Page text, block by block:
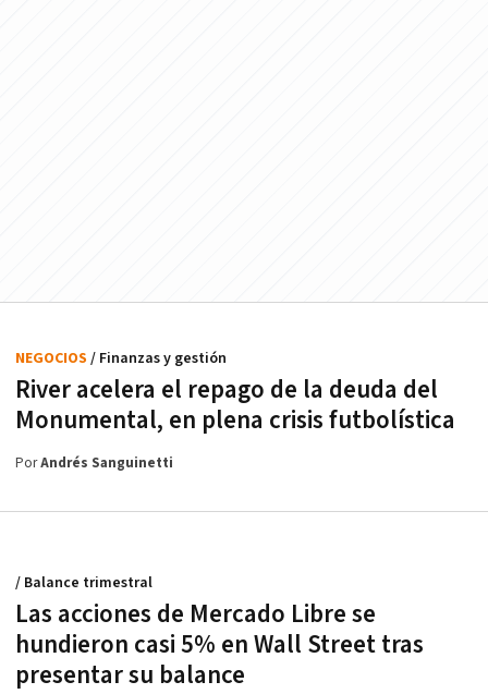
River acelera el repago de la deuda del
Monumental, en plena crisis futbolística
NEGOCIOS / Finanzas y gestión
PorAndrés Sanguinetti
Las acciones de Mercado Libre se
hundieron casi 5% en Wall Street tras
presentar su balance
/ Balance trimestral